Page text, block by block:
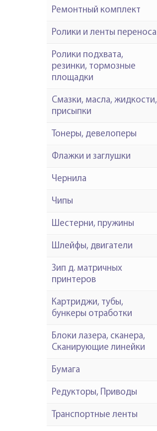
Ремонтный комплект
Ролики и ленты переноса
Ролики подхвата,
резинки, тормозные
площадки
Смазки, масла, жидкости,
присыпки
Тонеры, девелоперы
Флажки и заглушки
Чернила
Чипы
Шестерни, пружины
Шлейфы, двигатели
Зип д. матричных
принтеров
Картриджи, тубы,
бункеры отработки
Блоки лазера, сканера,
Сканирующие линейки
Бумага
Редукторы, Приводы
Транспортные ленты